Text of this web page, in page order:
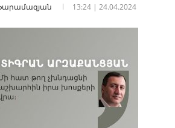
13:24 | 24.04.2024